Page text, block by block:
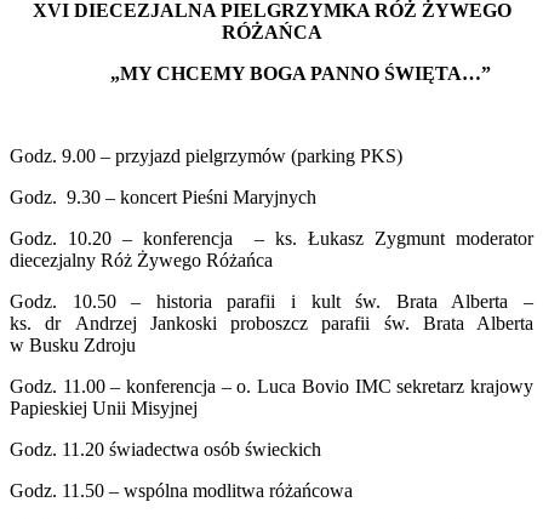
XVI DIECEZJALNA PIELGRZYMKA RÓŻ ŻYWEGO
RÓŻAŃCA
„MY CHCEMY BOGA PANNO ŚWIĘTA…”
Godz. 9.00 – przyjazd pielgrzymów (parking PKS)
Godz. 9.30 – koncert Pieśni Maryjnych
Godz. 10.20 – konferencja – ks. Łukasz Zygmunt moderator
diecezjalny Róż Żywego Różańca
Godz. 10.50 – historia parafii i kult św. Brata Alberta –
ks. dr Andrzej Jankoski proboszcz parafii św. Brata Alberta
w Busku Zdroju
Godz. 11.00 – konferencja – o. Luca Bovio IMC sekretarz krajowy
Papieskiej Unii Misyjnej
Godz. 11.20 świadectwa osób świeckich
Godz. 11.50 – wspólna modlitwa różańcowa